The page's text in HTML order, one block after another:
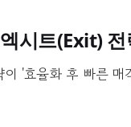
시트(Exit)
'효율화 후 빠른 매